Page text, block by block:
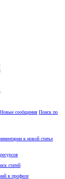
Новые сообщения Поиск по
к новой статье
статей
в профиле